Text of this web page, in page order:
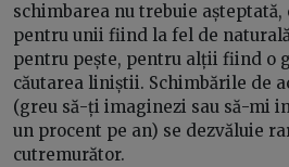
schimbarea nu trebuie așteptată,
pentru unii fiind la fel de
pentru pește, pentru alții fiind o
căutarea liniștii. Schimbările de
(greu să-ți imaginezi sau să-mi
un procent pe an) se dezvăluie
cutremurător.